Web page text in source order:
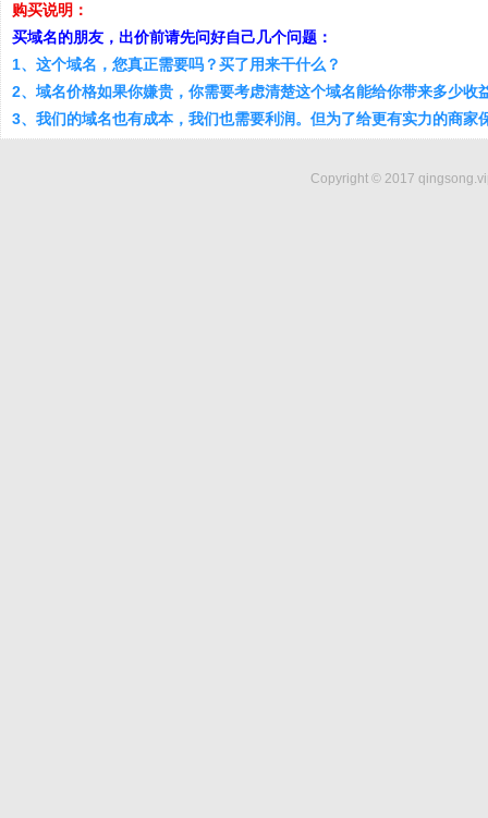
购买说明：
买域名的朋友，出价前请先问好自己几个问题：
1、这个域名，您真正需要吗？买了用来干什么？
2、域名价格如果你嫌贵，你需要考虑清楚这个域名能给你带来多少收
3、我们的域名也有成本，我们也需要利润。但为了给更有实力的商家
Copyright © 2017